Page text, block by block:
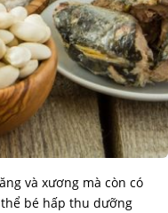
và xương mà còn có
bé hấp thu dưỡng